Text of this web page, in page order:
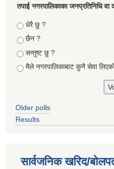
तपा‌ई नगरपालिकाका जनप्रतिनिधि वा
Choices
धेरै छु ?
छैन ?
सन्तुष्ट छु ?
मैले नगरपालिकाबाट कुनै सेवा
Older polls
Results
सार्वजनिक खरिद/